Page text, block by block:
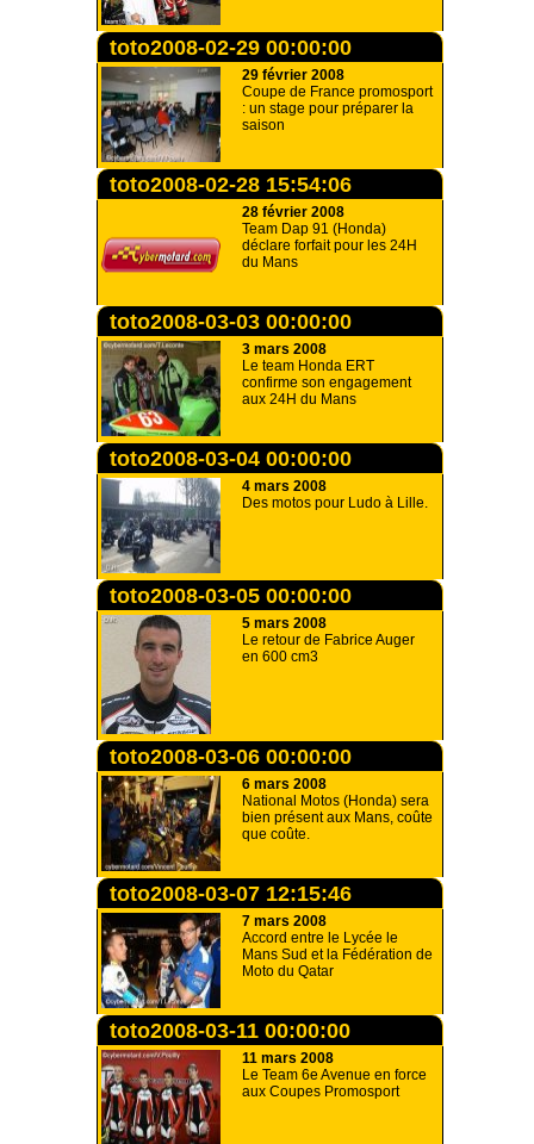
toto2008-02-29 00:00:00
29 février 2008
Coupe de France promosport
: un stage pour préparer la
saison
toto2008-02-28 15:54:06
28 février 2008
Team Dap 91 (Honda)
déclare forfait pour les 24H
du Mans
toto2008-03-03 00:00:00
3 mars 2008
Le team Honda ERT
confirme son engagement
aux 24H du Mans
toto2008-03-04 00:00:00
4 mars 2008
Des motos pour Ludo à Lille.
toto2008-03-05 00:00:00
5 mars 2008
Le retour de Fabrice Auger
en 600 cm3
toto2008-03-06 00:00:00
6 mars 2008
National Motos (Honda) sera
bien présent aux Mans, coûte
que coûte.
toto2008-03-07 12:15:46
7 mars 2008
Accord entre le Lycée le
Mans Sud et la Fédération de
Moto du Qatar
toto2008-03-11 00:00:00
11 mars 2008
Le Team 6e Avenue en force
aux Coupes Promosport